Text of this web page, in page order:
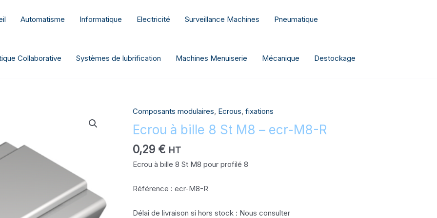
Automatisme Informatique Electricité Surveillance Machines Pneumatique
Collaborative Systèmes de lubrification Machines Menuiserie Mécanique Destockage
Composants modulaires, Ecrous, fixations
Ecrou à bille 8 St M8 – ecr-M8-R
0,29 € HT
Ecrou à bille 8 St M8 pour profilé 8
Référence : ecr-M8-R
Délai de livraison si hors stock : Nous consulter
quantité
de
Ecrou
à
bille
M8